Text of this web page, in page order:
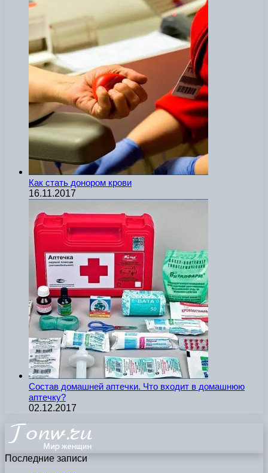
Как стать донором крови
16.11.2017
Состав домашней аптечки. Что входит в домашнюю
аптечку?
02.12.2017
Последние записи